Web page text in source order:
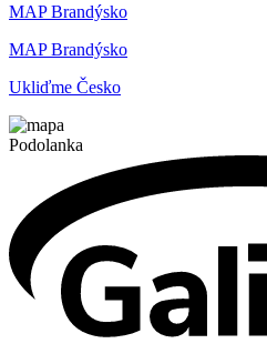
MAP Brandýsko
MAP Brandýsko
Ukliďme Česko
Podolanka